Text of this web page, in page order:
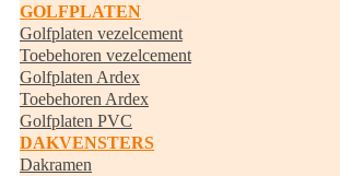
GOLFPLATEN
Golfplaten vezelcement
Toebehoren vezelcement
Golfplaten Ardex
Toebehoren Ardex
Golfplaten PVC
DAKVENSTERS
Dakramen